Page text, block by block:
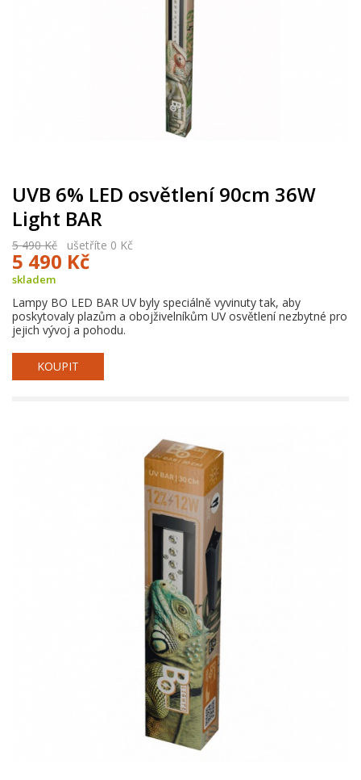
UVB 6% LED osvětlení 90cm 36W
Light BAR
5 490 Kč ušetříte 0 Kč
5 490 Kč
skladem
Lampy BO LED BAR UV byly speciálně vyvinuty tak, aby
poskytovaly plazům a obojživelníkům UV osvětlení nezbytné pro
jejich vývoj a pohodu.
KOUPIT